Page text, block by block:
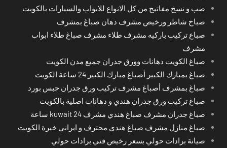
صب و نسخ مفاتيح من كل الانواع للابواب والسيارات بالكويت
صباخ شاطر ورخيص مشرف دهان صباغ بمشرف
صباع تركيب باركيه مشرف طلاء مشرف صباغ طلاء ابواب
مشرف
صباغ الكويت دهانات وورق جدران جميع مدن الكويت
صباغ بمبارك الكبير أصباغ مبارك الكبير 24 ساعة الكويت
صباغ بمشرف أصباغ مشرف تركيب ورق جدران جبس بورد
صباغ تركيب ورق جدران هندي و دهانات اصلية بالكويت
صباغ جدران مشرف صباغ هندي مشرف kuwait 24 ساعة
صباغ منازل مشرف صباغ هندي محترف و ايراني خبرة الكويت
صيانة برادات حولي بسعر رخيص فني برادات حولي